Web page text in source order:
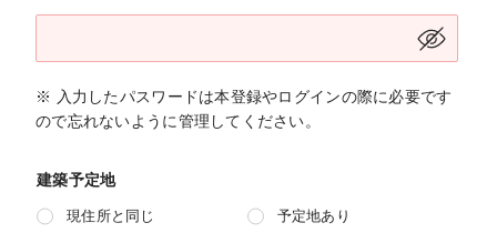
※ 入力したパスワードは本登録やログインの際に必要です
ので忘れないように管理してください。
建築予定地
現住所と同じ 予定地あり